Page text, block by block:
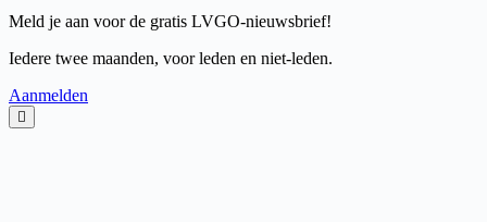
Meld je aan voor de gratis LVGO-nieuwsbrief!
Iedere twee maanden, voor leden en niet-leden.
Aanmelden